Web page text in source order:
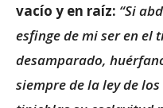
vacío y en raíz: “Si
esfinge de mi ser en el
desamparado,
siempre de la ley de